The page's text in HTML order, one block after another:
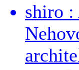
shiro :